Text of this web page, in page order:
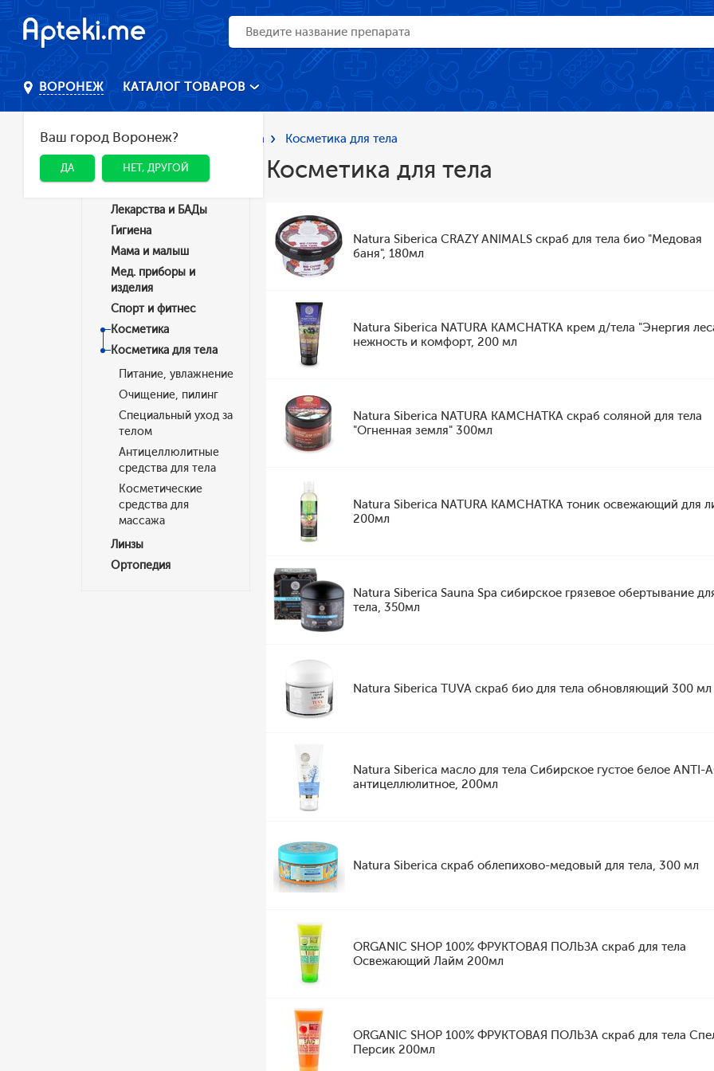
ВОРОНЕЖ
Ваш город Воронеж?
ДА НЕТ, ДРУГОЙ
КАТАЛОГ ТОВАРОВ
Главная Каталог Косметика Косметика для тела
Категории
Лекарства и БАДы
Гигиена
Мама и малыш
Мед. приборы и
изделия
Спорт и фитнес
Косметика
Косметика для тела
Питание, увлажнение
Очищение, пилинг
Специальный уход за
телом
Антицеллюлитные
средства для тела
Косметические
средства для
массажа
Линзы
Ортопедия
Косметика для тела
Natura Siberica CRAZY ANIMALS скраб для тела био "Медовая
баня", 180мл
Natura Siberica NATURA KAMCHATKA крем д/тела "Энергия
нежность и комфорт, 200 мл
Natura Siberica NATURA KAMCHATKA скраб соляной для тела
"Огненная земля" 300мл
Natura Siberica NATURA KAMCHATKA тоник освежающий для
200мл
Natura Siberica Sauna Spa сибирское грязевое обертывание
тела, 350мл
Natura Siberica TUVA скраб био для тела обновляющий 300 мл
Natura Siberica масло для тела Сибирское густое белое ANTI-
антицеллюлитное, 200мл
Natura Siberica скраб облепихово-медовый для тела, 300 мл
ORGANIC SHOP 100% ФРУКТОВАЯ ПОЛЬЗА скраб для тела
Освежающий Лайм 200мл
ORGANIC SHOP 100% ФРУКТОВАЯ ПОЛЬЗА скраб для тела
Персик 200мл